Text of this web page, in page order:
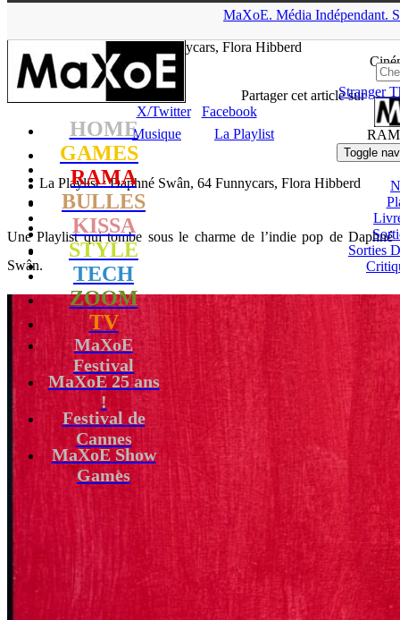
MaXoE. Média Indépendant.
HOME
GAMES
RAMA
BULLES
KISSA
STYLE
TECH
ZOOM
TV
MaXoE
Festival
MaXoE 25 ans
!
Festival de
Cannes
MaXoE Show
Games
Ciné
Stranger
Toggle
Sorties
Swân, 64 Funnycars, Flora Hibberd
Partager cet article sur
X/Twitter
Facebook
Musique
La Playlist
La Playlist : Daphné Swân, 64 Funnycars, Flora Hibberd
Une Playlist qui tombe sous le charme de l’indie pop de Daphné
Swân.